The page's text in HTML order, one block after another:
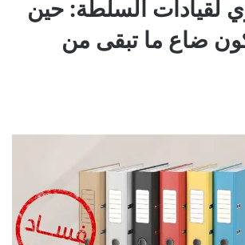
لقيادات السلطة: حين
ضاع ما تبقى من